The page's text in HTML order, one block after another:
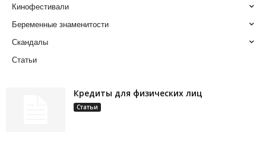
Кинофестивали
Беременные знаменитости
Скандалы
Статьи
Кредиты для физических лиц
Статьи